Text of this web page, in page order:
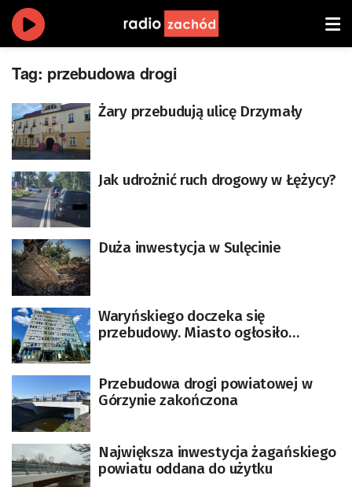
Tag: przebudowa drogi
Żary przebudują ulicę Drzymały
Jak udrożnić ruch drogowy w Łężycy?
Duża inwestycja w Sulęcinie
Waryńskiego doczeka się
przebudowy. Miasto ogłosiło
Przebudowa drogi powiatowej w
Górzynie zakończona
Największa inwestycja żagańskiego
powiatu oddana do użytku